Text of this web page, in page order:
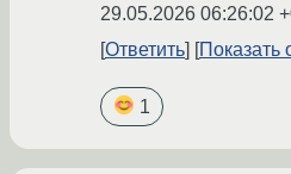
29.05.2026 06:26:02
Ответить
Показать
1